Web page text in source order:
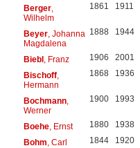
Berger,
Wilhelm
1861 1911
Beyer, Johanna
Magdalena
1888 1944
Biebl, Franz 1906 2001
Bischoff,
Hermann
1868 1936
Bochmann,
Werner
1900 1993
Boehe, Ernst 1880 1938
Bohm , Carl 1844 1920